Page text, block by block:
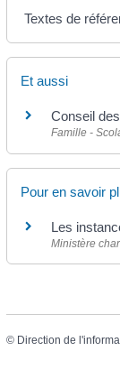
Textes de
Et aussi
Conseil
Famille -
Pour en savoir
Les
Ministère
© Direction de